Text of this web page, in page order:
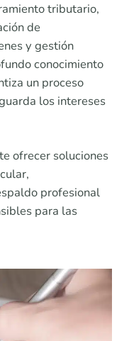
tributario,
de
y gestión
conocimiento
un proceso
los intereses
ofrecer soluciones
profesional
para las